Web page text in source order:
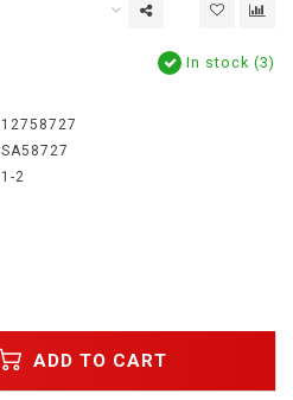
In stock (3)
12758727
SA58727
1-2
ADD TO CART